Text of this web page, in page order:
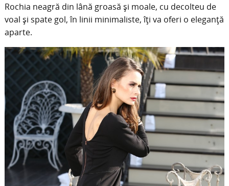
Rochia neagră din lână groasă și moale, cu decolteu de
voal și spate gol, în linii minimaliste, îți va oferi o eleganță
aparte.